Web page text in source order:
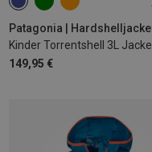
Kinder Torrentshell 3L Jacke
149,95 €
118 130
156
169